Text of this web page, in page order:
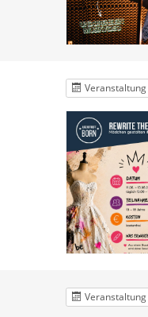
Veranstaltung
Veranstaltung